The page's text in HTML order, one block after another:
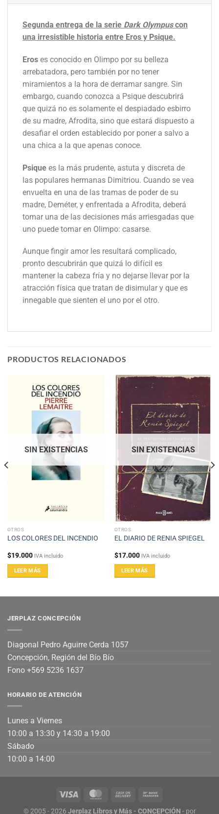
Segunda entrega de la serie Dark Olympuscon
una irresistible historia entre Eros y Psique.
Eros es conocido en Olimpo por su belleza
arrebatadora, pero también por no tener
miramientos a la hora de derramar sangre. Sin
embargo, cuando conozca a Psique descubrirá
que quizá no es solamente el despiadado esbirro
de su madre, Afrodita, sino que estará dispuesto a
desafiar el orden establecido por poner a salvo a
una chica a la que apenas conoce.
Psique es la más prudente, astuta y discreta de
las populares hermanas Dimitriou. Cuando se vea
envuelta en una de las tramas de poder de su
madre, Deméter, y enfrentada a Afrodita, deberá
tomar una de las decisiones más arriesgadas que
uno puede tomar en Olimpo: casarse.
Aunque fingir amor les resultará complicado,
pronto descubrirán que quizá lo difícil es
mantener la cabeza fría y no dejarse llevar por la
atracción física que tratan de disimular y que es
innegable que sienten el uno por el otro.
PRODUCTOS RELACIONADOS
SIN EXISTENCIAS
OTROS
LOS COLORES DEL INCENDIO
$19.000 IVA incluido
LEER MÁS
SIN EXISTENCIAS
OTROS
EL DIARIO DE RENIA SPIEGEL
$17.000 IVA incluido
LEER MÁS
JERPLAZ CONCEPCIÓN
Diagonal Pedro Aguirre Cerda 1057
Concepción, Región del Bío Bío
Fono +569 5236 1637
HORARIO DE ATENCIÓN
Lunes a Viernes
10:00 a 13:30 y 14:30 a 19:00
Sábado
10:00 a 14:00
© 2005 - 2026 Jerplaz Libros y Más - CONCEPCIÓN - por